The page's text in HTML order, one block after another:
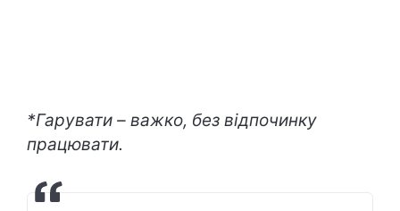
*Гарувати – важко, без відпочинку
працювати.